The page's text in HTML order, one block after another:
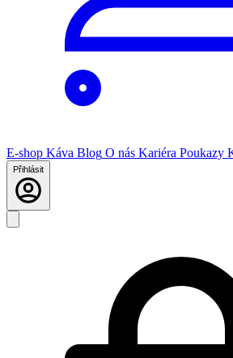
E-shop Káva Blog O nás Kariéra Poukazy
Přihlásit